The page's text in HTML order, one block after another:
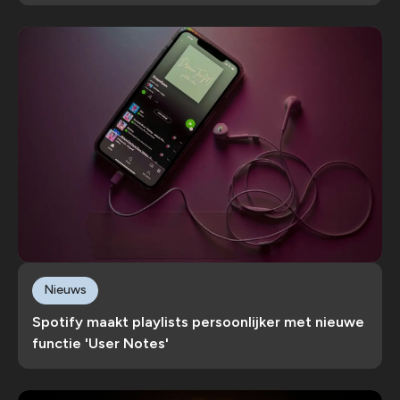
Spotify maakt playlists persoonlijker met nieuwe
functie 'User Notes'
Nieuws